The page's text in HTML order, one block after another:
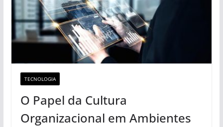
TECNOLOGIA
O Papel da Cultura
Organizacional em Ambientes